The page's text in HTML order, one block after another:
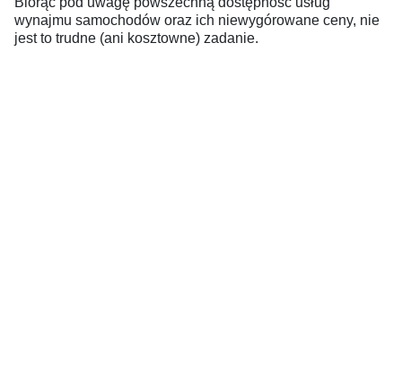
wynajmu samochodów oraz ich niewygórowane ceny, nie
jest to trudne (ani kosztowne) zadanie.